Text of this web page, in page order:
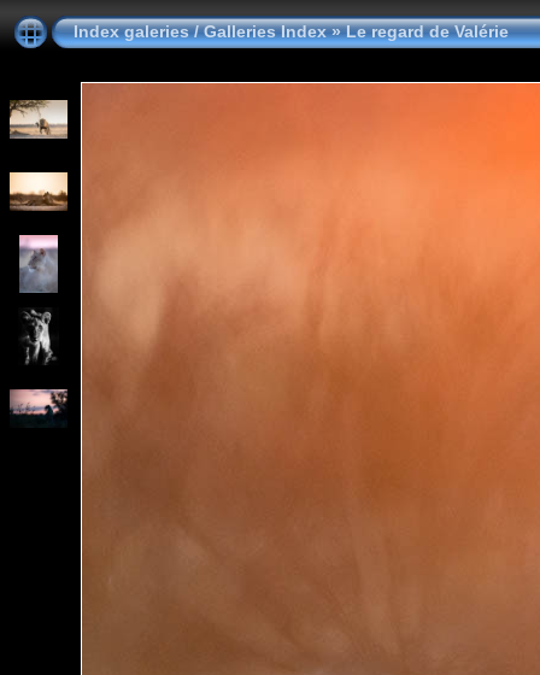
Index galeries / Galleries Index»Le regard de Valérie